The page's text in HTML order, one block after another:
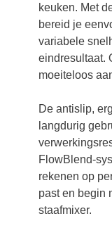
keuken. Met
bereid je
variabele
eindresultaat.
moeiteloos
De antislip,
langdurig
FlowBlend-
rekenen op
past en begin
staafmixer.